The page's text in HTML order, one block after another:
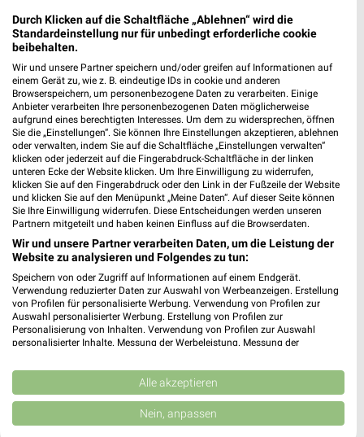
MediaMarkt Saturn Frankfurt am Main
Zeil 106- 110
Heute
geschlossen
423,28 km • Angebote: 1 Prospekt
MediaMarkt Saturn Neu-Isenburg
Hermesstraße 4
63263 Neu-Isenburg
Heute geschlossen
427,16 km • Angebote: 1 Prospekt
MediaMarkt Saturn Egelsbach
Kurt-Schumacher-Ring 3
63329 Egelsbach
435,29 km • Angebote: 1 Prospekt
MediaMarkt Saturn Weiterstadt
Durch Klicken auf die Schaltfläche „Ablehnen“ wird die
Standardeinstellung nur für unbedingt erforderliche cookie
beibehalten.
Wir und unsere Partner speichern und/oder greifen auf Informationen auf
einem Gerät zu, wie z. B. eindeutige IDs in cookie und anderen
Browserspeichern, um personenbezogene Daten zu verarbeiten. Einige
Anbieter verarbeiten Ihre personenbezogenen Daten möglicherweise
aufgrund eines berechtigten Interesses. Um dem zu widersprechen, öffnen
Sie die „Einstellungen“. Sie können Ihre Einstellungen akzeptieren, ablehnen
oder verwalten, indem Sie auf die Schaltfläche „Einstellungen verwalten“
klicken oder jederzeit auf die Fingerabdruck-Schaltfläche in der linken
unteren Ecke der Website klicken. Um Ihre Einwilligung zu widerrufen,
klicken Sie auf den Fingerabdruck oder den Link in der Fußzeile der Website
und klicken Sie auf den Menüpunkt „Meine Daten“. Auf dieser Seite können
Sie Ihre Einwilligung widerrufen. Diese Entscheidungen werden unseren
Partnern mitgeteilt und haben keinen Einfluss auf die Browserdaten.
Wir und unsere Partner verarbeiten Daten, um die Leistung der
Website zu analysieren und Folgendes zu tun:
Speichern von oder Zugriff auf Informationen auf einem Endgerät.
Verwendung reduzierter Daten zur Auswahl von Werbeanzeigen. Erstellung
von Profilen für personalisierte Werbung. Verwendung von Profilen zur
Auswahl personalisierter Werbung. Erstellung von Profilen zur
Personalisierung von Inhalten. Verwendung von Profilen zur Auswahl
personalisierter Inhalte. Messung der Werbeleistung. Messung der
Kombinationen von Daten aus verschiedenen Quellen. Entwicklung und
Verbesserung der Angebote. Verwendung reduzierter Daten zur Auswahl
von Inhalten.
Daten können außerhalb der Europäischen Union weitergegeben und in die
USA gesendet werden.
Alle akzeptieren
Nein, anpassen